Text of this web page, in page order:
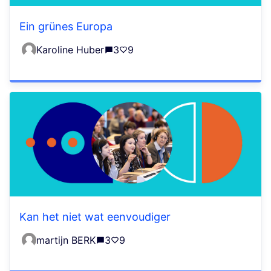
Ein grünes Europa
Karoline Huber 3 9
Kan het niet wat eenvoudiger
martijn BERK 3 9